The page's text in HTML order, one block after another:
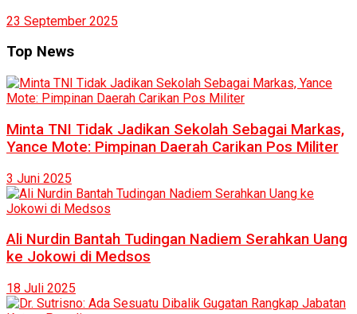
23 September 2025
Top News
Minta TNI Tidak Jadikan Sekolah Sebagai Markas,
Yance Mote: Pimpinan Daerah Carikan Pos Militer
3 Juni 2025
Ali Nurdin Bantah Tudingan Nadiem Serahkan Uang
ke Jokowi di Medsos
18 Juli 2025